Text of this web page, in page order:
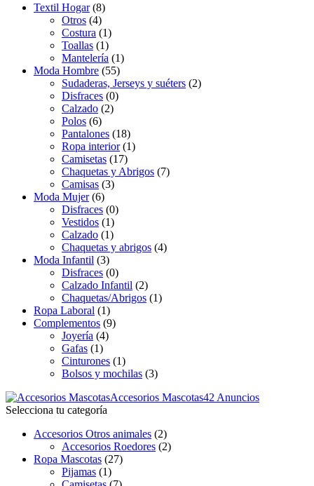
Textil Hogar(8)
Otros (4)
Costura (1)
Toallas (1)
Mantelería (1)
Moda Hombre (55)
Sudaderas, Jerseys y suéters (2)
Disfraces (0)
Calzado (2)
Polos (6)
Pantalones (18)
Ropa interior(1)
Camisetas (17)
Chaquetas y Abrigos (7)
Camisas (3)
Moda Mujer(6)
Disfraces (0)
Vestidos (1)
Calzado (1)
Chaquetas y abrigos (4)
Moda Infantil (3)
Disfraces (0)
Calzado Infantil (2)
Chaquetas/Abrigos (1)
Ropa Laboral (1)
Complementos (9)
Joyería (4)
Gafas (1)
Cinturones (1)
Bolsos y mochilas (3)
Accesorios Mascotas42 Anuncios
Selecciona tu categoría
Accesorios Otros animales (2)
Accesorios Roedores (2)
Ropa Mascotas (27)
Pijamas (1)